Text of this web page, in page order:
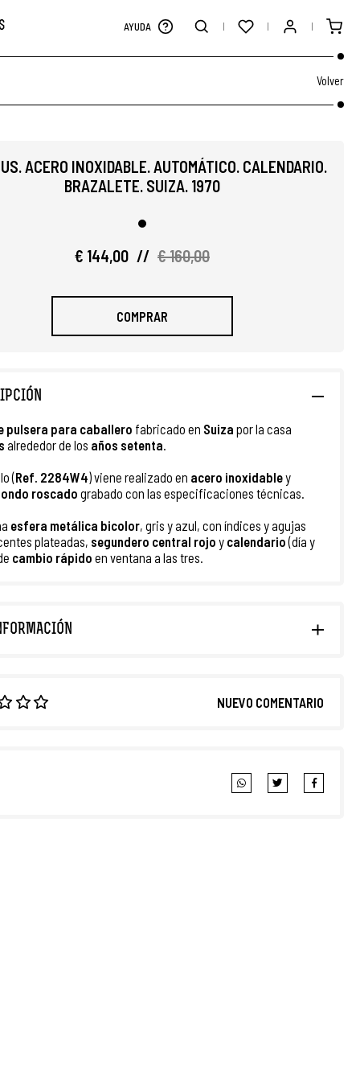
AYUDA
Volver
ACERO INOXIDABLE. AUTOMÁTICO. CALENDARIO.
BRAZALETE. SUIZA. 1970
€ 144,00 // € 160,00
COMPRAR
pulsera para caballero fabricado en Suiza por la casa
alrededor de los años setenta.
(Ref. 2284W4) viene realizado en acero inoxidabley
roscado grabado con las especificaciones técnicas.
esfera metálica bicolor, gris y azul, con índices y agujas
plateadas, segundero central rojo y calendario(día y
cambio rápido en ventana a las tres.
NUEVO COMENTARIO